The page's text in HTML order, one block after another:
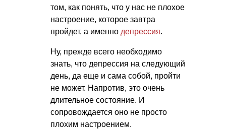
том, как понять, что у нас не плохое
настроение, которое завтра
пройдет, а именно депрессия.
Ну, прежде всего необходимо
знать, что депрессия на следующий
день, да еще и сама собой, пройти
не может. Напротив, это очень
длительное состояние. И
сопровождается оно не просто
плохим настроением.